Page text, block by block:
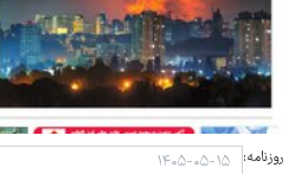
روزنامه: